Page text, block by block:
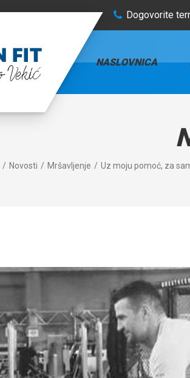
Dogovorite
NASLOVNICA
Novosti Mršavljenje Uz moju pomoć, za